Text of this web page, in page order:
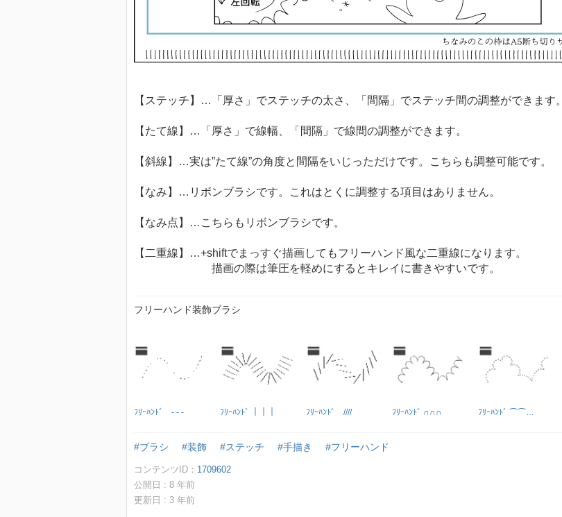
【ステッチ】…「厚さ」でステッチの太さ、「間隔」でステッチ間の調整ができます。
【たて線】…「厚さ」で線幅、「間隔」で線間の調整ができます。
【斜線】…実は”たて線”の角度と間隔をいじっただけです。こちらも調整可能です。
【なみ】…リボンブラシです。これはとくに調整する項目はありません。
【なみ点】…こちらもリボンブラシです。
【二重線】…+shiftでまっすぐ描画してもフリーハンド風な二重線になります。
描画の際は筆圧を軽めにするとキレイに書きやすいです。
フリーハンド装飾ブラシ
ﾌﾘｰﾊﾝﾄﾞ - - - ﾌﾘｰﾊﾝﾄﾞ ｜｜｜ ﾌﾘｰﾊﾝﾄﾞ //// ﾌﾘｰﾊﾝﾄﾞ ∩∩∩ ﾌﾘｰﾊﾝﾄﾞ ⌒⌒…
#ブラシ #装飾 #ステッチ #手描き #フリーハンド
コンテンツID： 1709602
公開日 : 8 年前
更新日 : 3 年前